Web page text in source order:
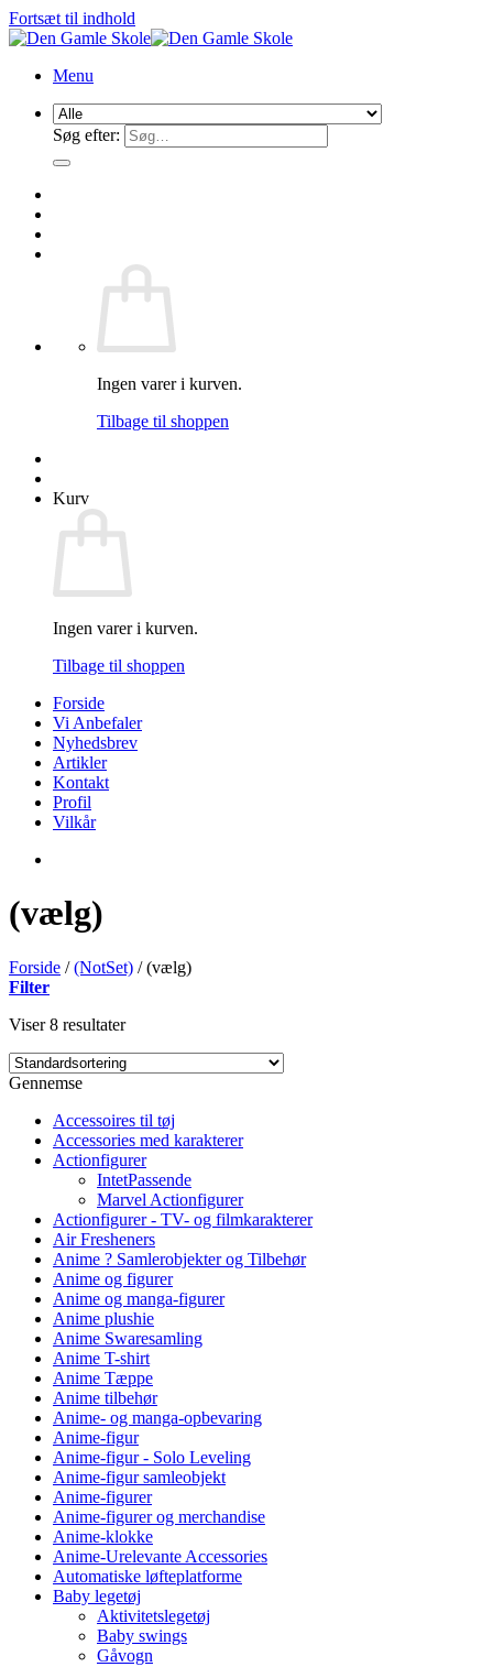
Fortsæt til indhold
Menu
Søg efter:
Ingen varer i kurven.
Tilbage til shoppen
Kurv
Ingen varer i kurven.
Tilbage til shoppen
Forside
Vi Anbefaler
Nyhedsbrev
Artikler
Kontakt
Profil
Vilkår
(vælg)
Forside / (NotSet) /(vælg)
Filter
Viser 8 resultater
Gennemse
Accessoires til tøj
Accessories med karakterer
Actionfigurer
IntetPassende
Marvel Actionfigurer
Actionfigurer - TV- og filmkarakterer
Air Fresheners
Anime ? Samlerobjekter og Tilbehør
Anime og figurer
Anime og manga-figurer
Anime plushie
Anime Swaresamling
Anime T-shirt
Anime Tæppe
Anime tilbehør
Anime- og manga-opbevaring
Anime-figur
Anime-figur - Solo Leveling
Anime-figur samleobjekt
Anime-figurer
Anime-figurer og merchandise
Anime-klokke
Anime-Urelevante Accessories
Automatiske løfteplatforme
Baby legetøj
Aktivitetslegetøj
Baby swings
Gåvogn